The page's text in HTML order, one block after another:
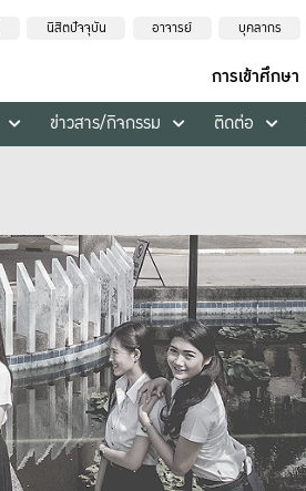
นิสิตปัจจุบัน อาจารย์ บุคลากร
การเข้าศึกษา
ข่าวสาร/กิจกรรม ติดต่อ